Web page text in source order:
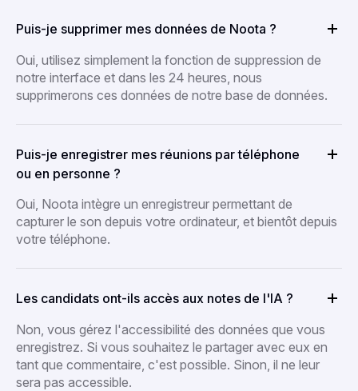
Puis-je supprimer mes données de Noota ?
Oui, utilisez simplement la fonction de suppression de
notre interface et dans les 24 heures, nous
supprimerons ces données de notre base de données.
Puis-je enregistrer mes réunions par téléphone
ou en personne ?
Oui, Noota intègre un enregistreur permettant de
capturer le son depuis votre ordinateur, et bientôt depuis
votre téléphone.
Les candidats ont-ils accès aux notes de l'IA ?
Non, vous gérez l'accessibilité des données que vous
enregistrez. Si vous souhaitez le partager avec eux en
tant que commentaire, c'est possible. Sinon, il ne leur
sera pas accessible.